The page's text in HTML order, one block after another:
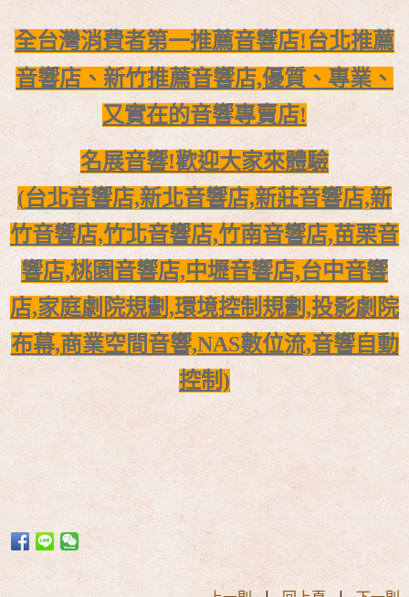
全台灣消費者第一推薦音響店!台北推薦
音響店、新竹推薦音響店,優質、專業、
又實在的音響專賣店!
名展音響!歡迎大家來體驗
(台北音響店,新北音響店,新莊音響店,新
竹音響店,竹北音響店,竹南音響店,苗栗音
響店,桃園音響店,中壢音響店,台中音響
店,家庭劇院規劃,環境控制規劃,投影劇院
布幕,商業空間音響,NAS數位流,音響自動
控制)